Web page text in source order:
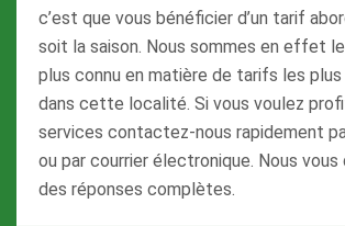
c’est que vous bénéficier d’un tarif
soit la saison. Nous sommes en effet
plus connu en matière de tarifs les
dans cette localité. Si vous voulez
services contactez-nous rapidement
ou par courrier électronique. Nous vous
des réponses complètes.